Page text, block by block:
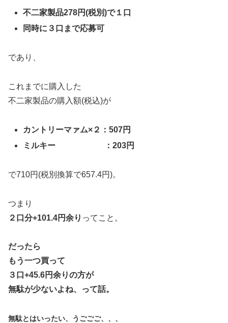
不二家製品278円(税別)で１口
同時に３口まで応募可
であり、
これまでに購入した
不二家製品の購入額(税込)が
カントリーマァム×２：507円
ミルキー ：203円
で710円(税別換算で657.4円)。
つまり
２口分+101.4円余り ってこと。
だったら
もう一つ買って
３口+45.6円余りの方が
無駄が少ないよね、って話。
無駄とはいったい、うごごご、、、